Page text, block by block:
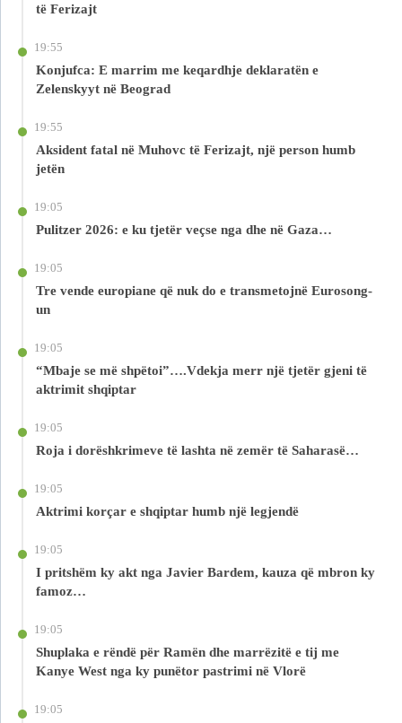
të Ferizajt
19:55
Konjufca: E marrim me keqardhje deklaratën e
Zelenskyyt në Beograd
19:55
Aksident fatal në Muhovc të Ferizajt, një person humb
jetën
19:05
Pulitzer 2026: e ku tjetër veçse nga dhe në Gaza…
19:05
Tre vende europiane që nuk do e transmetojnë Eurosong-
un
19:05
“Mbaje se më shpëtoi”….Vdekja merr një tjetër gjeni të
aktrimit shqiptar
19:05
Roja i dorëshkrimeve të lashta në zemër të Saharasë…
19:05
Aktrimi korçar e shqiptar humb një legjendë
19:05
I pritshëm ky akt nga Javier Bardem, kauza që mbron ky
famoz…
19:05
Shuplaka e rëndë për Ramën dhe marrëzitë e tij me
Kanye West nga ky punëtor pastrimi në Vlorë
19:05